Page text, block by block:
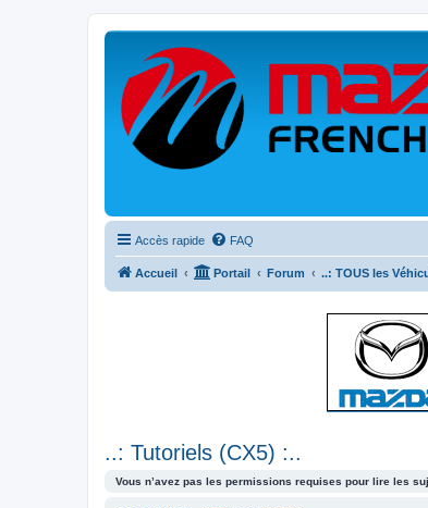
Accès rapide FAQ
Accueil Portail Forum ..: TOUS les
..: Tutoriels (CX5) :..
Vous n’avez pas les permissions requises pour lire les